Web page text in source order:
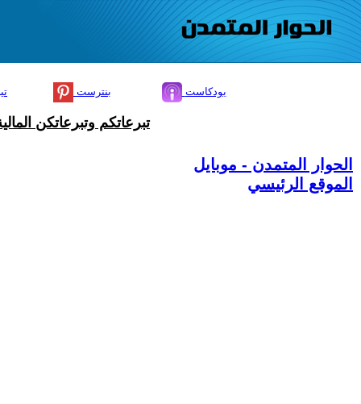
بنترست بودكاست
تبرعاتكم وتبرعاتكن
الحوار المتمدن - موبايل
الموقع الرئيسي